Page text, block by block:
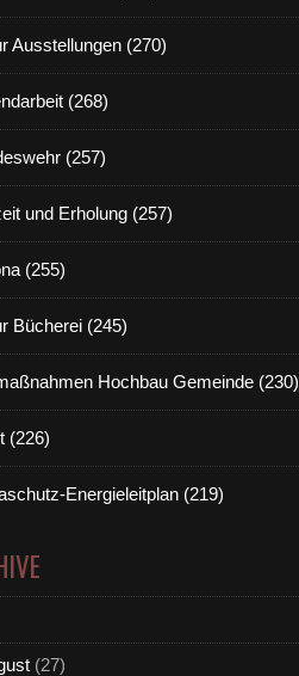
Ausstellungen (270)
(268)
(257)
und Erholung (257)
(255)
Bücherei (245)
Hochbau Gemeinde (230)
(226)
Energieleitplan (219)
(27)